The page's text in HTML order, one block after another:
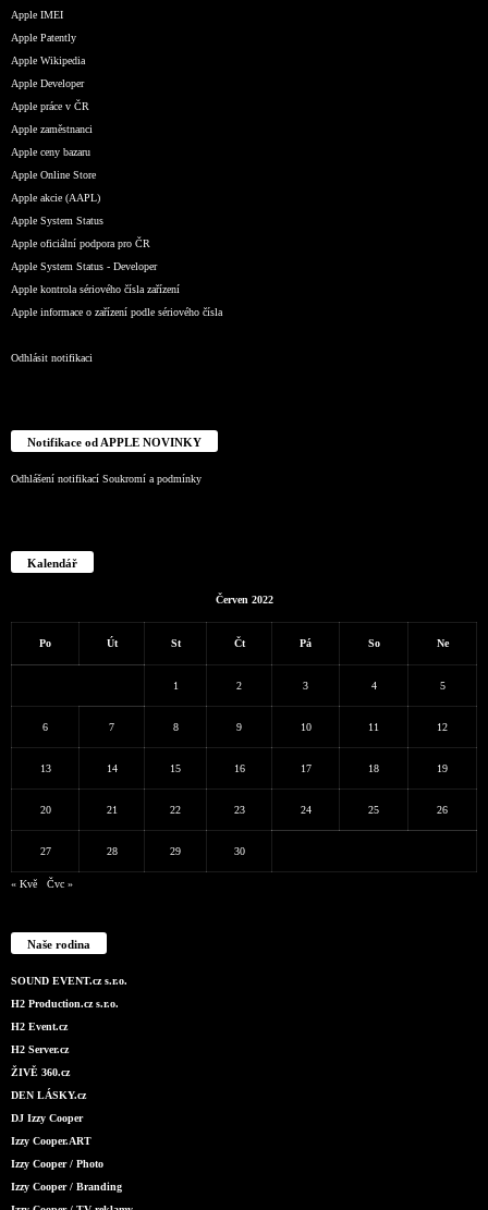
Apple IMEI
Apple Patently
Apple Wikipedia
Apple Developer
Apple práce v ČR
Apple zaměstnanci
Apple ceny bazaru
Apple Online Store
Apple akcie (AAPL)
Apple System Status
Apple oficiální podpora pro ČR
Apple System Status - Developer
Apple kontrola sériového čísla zařízení
Apple informace o zařízení podle sériového čísla
Odhlásit notifikaci
Notifikace od APPLE NOVINKY
Odhlášení notifikací Soukromí a podmínky
Kalendář
Červen 2022
Po Út St Čt Pá So Ne
1 2 3 4 5
6 7 8 9 10 11 12
13 14 15 16 17 18 19
20 21 22 23 24 25 26
27 28 29 30
« Kvě Čvc »
Naše rodina
SOUND EVENT.cz s.r.o.
H2 Production.cz s.r.o.
H2 Event.cz
H2 Server.cz
ŽIVĚ 360.cz
DEN LÁSKY.cz
DJ Izzy Cooper
Izzy Cooper.ART
Izzy Cooper / Photo
Izzy Cooper / Branding